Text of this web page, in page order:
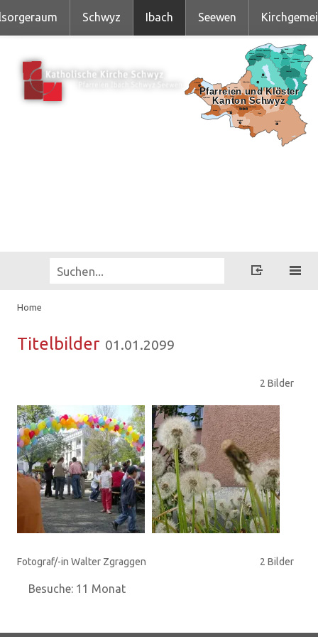
Schwyz Ibach Seewen
Home
Ti­tel­bil­der 01.01.2099
2 Bilder
Fotograf/-in Walter Zgraggen 2 Bilder
Besuche: 11 Monat